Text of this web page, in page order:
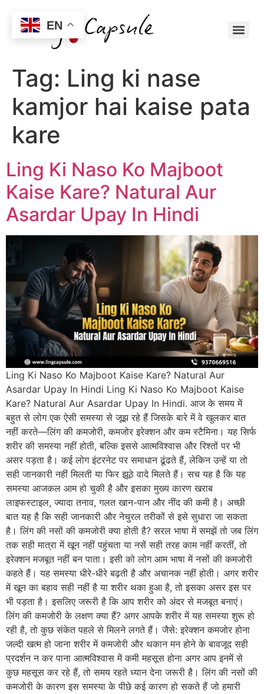
Tag: Ling ki nase
kamjor hai kaise pata
kare
Ling Ki Naso Ko Majboot
Kaise Kare? Natural Aur
Asardar Upay In Hindi
Ling Ki Naso Ko Majboot Kaise Kare? Natural Aur
Asardar Upay In Hindi Ling Ki Naso Ko Majboot Kaise
Kare? Natural Aur Asardar Upay In Hindi. आज के समय में
बहुत से लोग एक ऐसी समस्या से जूझ रहे हैं जिसके बारे में वे खुलकर बात
नहीं करते—लिंग की कमजोरी, कमजोर इरेक्शन और कम स्टैमिना। यह सिर्फ
शरीर की समस्या नहीं होती, बल्कि इससे आत्मविश्वास और रिश्तों पर भी
असर पड़ता है। कई लोग इंटरनेट पर समाधान ढूंढते हैं, लेकिन उन्हें या तो
सही जानकारी नहीं मिलती या फिर झूठे वादे मिलते हैं। सच यह है कि यह
समस्या आजकल आम हो चुकी है और इसका मुख्य कारण खराब
लाइफस्टाइल, ज्यादा तनाव, गलत खान-पान और नींद की कमी है। अच्छी
बात यह है कि सही जानकारी और नेचुरल तरीकों से इसे सुधारा जा सकता
है। लिंग की नसों की कमजोरी क्या होती है? सरल भाषा में समझें तो जब लिंग
तक सही मात्रा में खून नहीं पहुंचता या नसें सही तरह काम नहीं करतीं, तो
इरेक्शन मजबूत नहीं बन पाता। इसी को लोग आम भाषा में नसों की कमजोरी
कहते हैं। यह समस्या धीरे-धीरे बढ़ती है और अचानक नहीं होती। अगर शरीर
में खून का बहाव सही नहीं है या शरीर थका हुआ है, तो इसका असर इस पर
भी पड़ता है। इसलिए जरूरी है कि आप शरीर को अंदर से मजबूत बनाएं।
लिंग की कमजोरी के लक्षण क्या हैं? अगर आपके शरीर में यह समस्या शुरू हो
रही है, तो कुछ संकेत पहले से मिलने लगते हैं। जैसे: इरेक्शन कमजोर होना
जल्दी खत्म हो जाना शरीर में कमजोरी और थकान मन होने के बावजूद सही
प्रदर्शन न कर पाना आत्मविश्वास में कमी महसूस होना अगर आप इनमें से
कुछ महसूस कर रहे हैं, तो समय रहते ध्यान देना जरूरी है। लिंग की नसों की
कमजोरी के कारण इस समस्या के पीछे कई कारण हो सकते हैं जो हमारी
EN